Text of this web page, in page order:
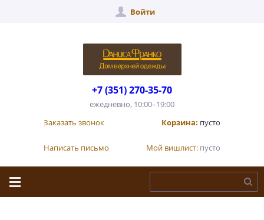
Войти
+7 (351) 270-35-70
ежедневно, 10:00–19:00
Заказать звонок
Написать письмо
Корзина: пусто
Мой вишлист: пусто